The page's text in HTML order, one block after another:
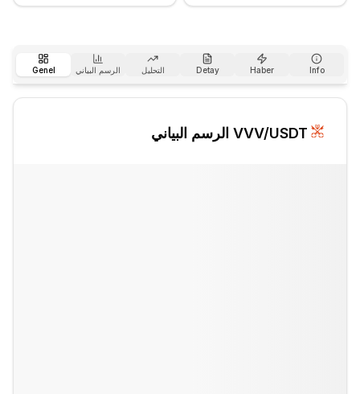
Genel الرسم البياني التحليل Detay Haber Info
VVV/USDT الرسم البياني